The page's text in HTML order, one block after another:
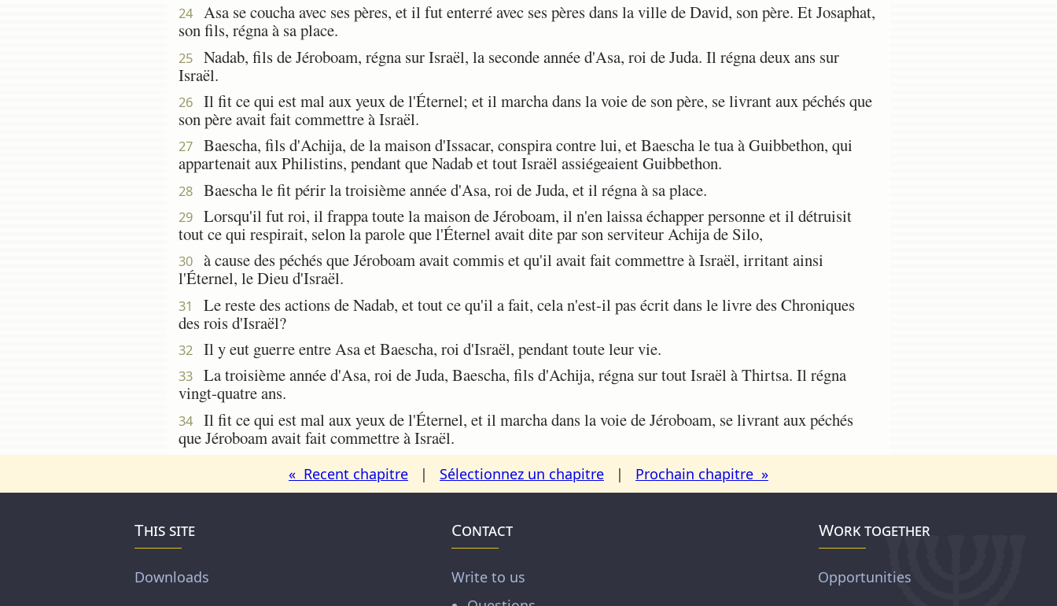
24
Asa se coucha avec ses pères, et il fut enterré avec ses pères dans la ville de David, son père. Et Josaphat,
son fils, régna à sa place.
25
Nadab, fils de Jéroboam, régna sur Israël, la seconde année d'Asa, roi de Juda. Il régna deux ans sur
Israël.
26
Il fit ce qui est mal aux yeux de l'Éternel; et il marcha dans la voie de son père, se livrant aux péchés que
son père avait fait commettre à Israël.
27
Baescha, fils d'Achija, de la maison d'Issacar, conspira contre lui, et Baescha le tua à Guibbethon, qui
appartenait aux Philistins, pendant que Nadab et tout Israël assiégeaient Guibbethon.
28 Baescha le fit périr la troisième année d'Asa, roi de Juda, et il régna à sa place.
29
Lorsqu'il fut roi, il frappa toute la maison de Jéroboam, il n'en laissa échapper personne et il détruisit
tout ce qui respirait, selon la parole que l'Éternel avait dite par son serviteur Achija de Silo,
30
à cause des péchés que Jéroboam avait commis et qu'il avait fait commettre à Israël, irritant ainsi
l'Éternel, le Dieu d'Israël.
31
Le reste des actions de Nadab, et tout ce qu'il a fait, cela n'est-il pas écrit dans le livre des Chroniques
des rois d'Israël?
32 Il y eut guerre entre Asa et Baescha, roi d'Israël, pendant toute leur vie.
33
La troisième année d'Asa, roi de Juda, Baescha, fils d'Achija, régna sur tout Israël à Thirtsa. Il régna
vingt-quatre ans.
34
Il fit ce qui est mal aux yeux de l'Éternel, et il marcha dans la voie de Jéroboam, se livrant aux péchés
que Jéroboam avait fait commettre à Israël.
« Recent chapitre | Sélectionnez un chapitre | Prochain chapitre »
This site
Downloads
Contact
Write to us
Work together
Opportunities